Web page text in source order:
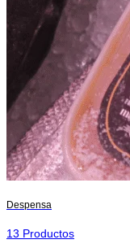
Despensa
13 Productos